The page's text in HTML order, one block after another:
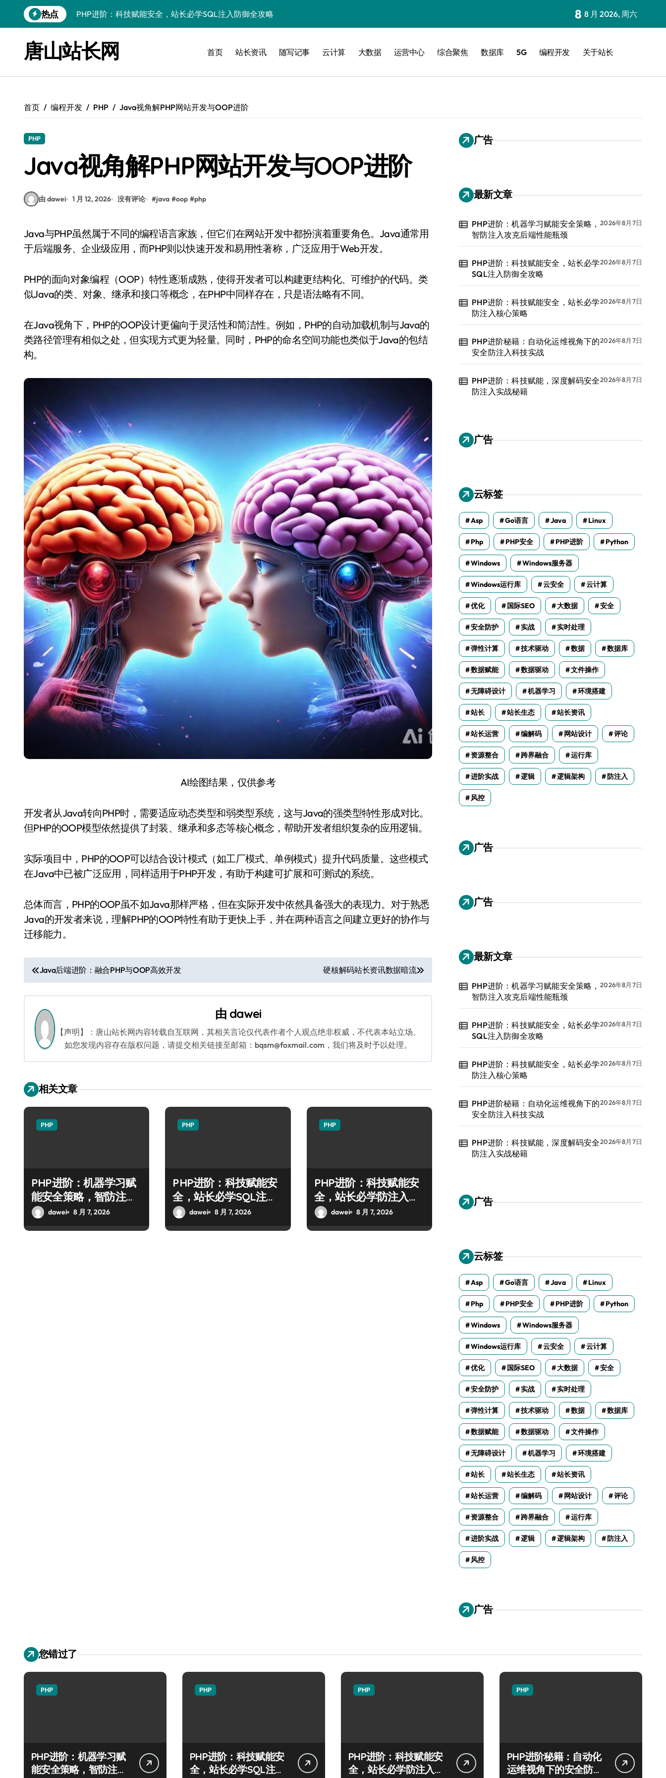
到
热点
PHP进阶：科技赋能安全，站长必学防注入核心策略
PHP进阶：科技赋能，深度解码安全防注入实战秘籍
云安全护航传媒数据新趋势
VR跨界融合新趋势：站长资源全攻略
云计算弹性架构：智能资源调配揭秘
PHP进阶：机器学习赋能安全策略，智防注入攻克后端性能瓶颈
8 8 月 2026, 周六
唐山站长网 首页 站长资讯 随写记事 云计算 大数据 运营中心 综合聚焦 数据库 5G 编程开发 关于站长
首页 编程开发 PHP Java视角解PHP网站开发与OOP进阶
PHP
Java视角解PHP网站开发与OOP进阶
由 dawei 1 月 12, 2026 没有评论 #java #oop #php
Java与PHP虽然属于不同的编程语言家族，但它们在网站开发中都扮演着重要角色。Java通常用
于后端服务、企业级应用，而PHP则以快速开发和易用性著称，广泛应用于Web开发。
PHP的面向对象编程（OOP）特性逐渐成熟，使得开发者可以构建更结构化、可维护的代码。类
似Java的类、对象、继承和接口等概念，在PHP中同样存在，只是语法略有不同。
在Java视角下，PHP的OOP设计更偏向于灵活性和简洁性。例如，PHP的自动加载机制与Java的
类路径管理有相似之处，但实现方式更为轻量。同时，PHP的命名空间功能也类似于Java的包结
构。
AI绘图结果，仅供参考
开发者从Java转向PHP时，需要适应动态类型和弱类型系统，这与Java的强类型特性形成对比。
但PHP的OOP模型依然提供了封装、继承和多态等核心概念，帮助开发者组织复杂的应用逻辑。
实际项目中，PHP的OOP可以结合设计模式（如工厂模式、单例模式）提升代码质量。这些模式
在Java中已被广泛应用，同样适用于PHP开发，有助于构建可扩展和可测试的系统。
总体而言，PHP的OOP虽不如Java那样严格，但在实际开发中依然具备强大的表现力。对于熟悉
Java的开发者来说，理解PHP的OOP特性有助于更快上手，并在两种语言之间建立更好的协作与
迁移能力。
文
章
导
航
Java后端进阶：融合PHP与OOP高效开发 硬核解码站长资讯数据暗流
由 dawei
【声明】：唐山站长网内容转载自互联网，其相关言论仅代表作者个人观点绝非权威，不代表本站立场。
如您发现内容存在版权问题，请提交相关链接至邮箱：bqsm@foxmail.com，我们将及时予以处理。
相关文章
PHP
PHP进阶：机器学习赋
能安全策略，智防注入
攻克后端性能瓶颈
dawei 8 月 7, 2026
PHP
PHP进阶：科技赋能安
全，站长必学SQL注入
防御全攻略
dawei 8 月 7, 2026
PHP
PHP进阶：科技赋能安
全，站长必学防注入核
心策略
dawei 8 月 7, 2026
广告
最新文章
PHP进阶：机器学习赋能安全策略，
智防注入攻克后端性能瓶颈
2026年8月7日
PHP进阶：科技赋能安全，站长必学
SQL注入防御全攻略
2026年8月7日
PHP进阶：科技赋能安全，站长必学
防注入核心策略
2026年8月7日
PHP进阶秘籍：自动化运维视角下的
安全防注入科技实战
2026年8月7日
PHP进阶：科技赋能，深度解码安全
防注入实战秘籍
2026年8月7日
广告
云标签
Asp Go语言 Java Linux
Php PHP安全 PHP进阶 Python
Windows Windows服务器
Windows运行库 云安全 云计算
优化 国际SEO 大数据 安全
安全防护 实战 实时处理
弹性计算 技术驱动 数据 数据库
数据赋能 数据驱动 文件操作
无障碍设计 机器学习 环境搭建
站长 站长生态 站长资讯
站长运营 编解码 网站设计 评论
资源整合 跨界融合 运行库
进阶实战 逻辑 逻辑架构 防注入
风控
广告
广告
最新文章
PHP进阶：机器学习赋能安全策略，
智防注入攻克后端性能瓶颈
2026年8月7日
PHP进阶：科技赋能安全，站长必学
SQL注入防御全攻略
2026年8月7日
PHP进阶：科技赋能安全，站长必学
防注入核心策略
2026年8月7日
PHP进阶秘籍：自动化运维视角下的
安全防注入科技实战
2026年8月7日
PHP进阶：科技赋能，深度解码安全
防注入实战秘籍
2026年8月7日
广告
云标签
Asp Go语言 Java Linux
Php PHP安全 PHP进阶 Python
Windows Windows服务器
Windows运行库 云安全 云计算
优化 国际SEO 大数据 安全
安全防护 实战 实时处理
弹性计算 技术驱动 数据 数据库
数据赋能 数据驱动 文件操作
无障碍设计 机器学习 环境搭建
站长 站长生态 站长资讯
站长运营 编解码 网站设计 评论
资源整合 跨界融合 运行库
进阶实战 逻辑 逻辑架构 防注入
风控
广告
您错过了
PHP
PHP进阶：机器学习赋
能安全策略，智防注入
PHP
PHP进阶：科技赋能安
全，站长必学SQL注入
PHP
PHP进阶：科技赋能安
全，站长必学防注入核
PHP
PHP进阶秘籍：自动化
运维视角下的安全防注